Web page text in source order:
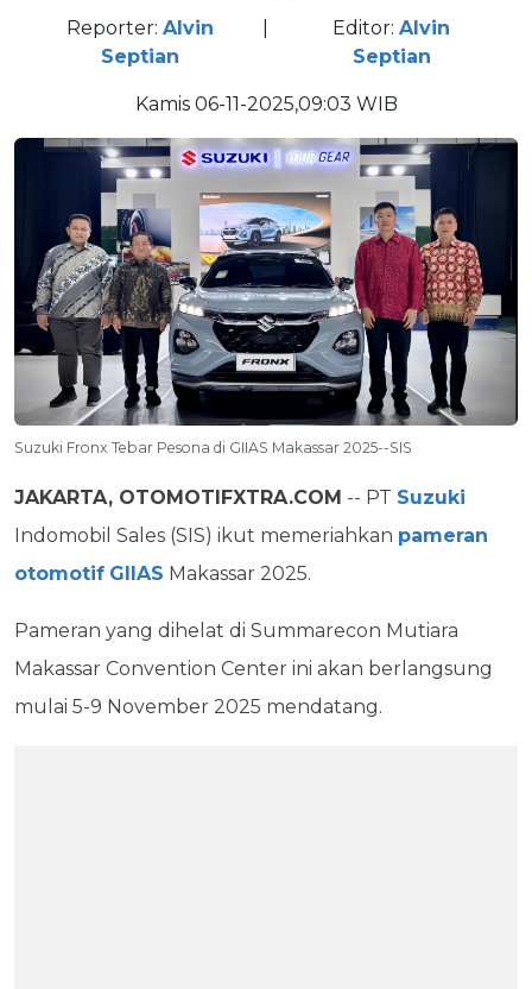
Reporter: Alvin
Septian
Editor:Alvin
Septian
Kamis 06-11-2025,09:03 WIB
Suzuki Fronx Tebar Pesona di GIIAS Makassar 2025--SIS
JAKARTA, OTOMOTIFXTRA.COM -- PT Suzuki
Indomobil Sales (SIS) ikut memeriahkan pameran
otomotif GIIAS Makassar 2025.
Pameran yang dihelat di Summarecon Mutiara
Makassar Convention Center ini akan berlangsung
mulai 5-9 November 2025 mendatang.